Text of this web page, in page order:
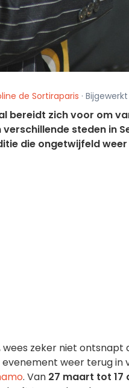
de Sortiraparis ·
bereidt zich voor om
steden in
die ongetwijfeld
wees zeker niet ontsnapt
weer terug in
. Van 27 maart tot 17